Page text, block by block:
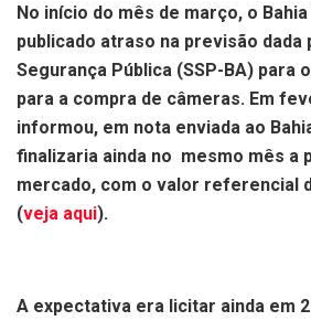
No início do mês de março, o
publicado atraso na previsão dada
Segurança Pública (SSP-BA) para
para a compra de câmeras. Em
informou, em nota enviada ao
finalizaria ainda no mesmo mês a
mercado, com o valor referencial
(veja aqui).
A expectativa era licitar ainda em